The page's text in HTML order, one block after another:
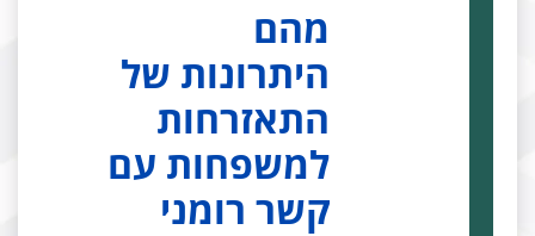
מהם
היתרונות של
התאזרחות
למשפחות עם
קשר רומני